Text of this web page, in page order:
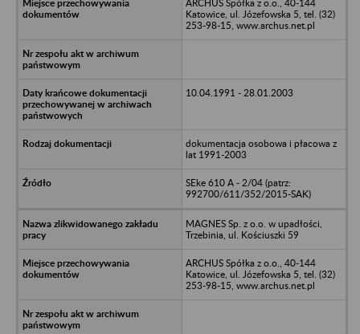
ARCHUS Spółka z o.o., 40-144
Katowice, ul. Józefowska 5, tel. (32)
253-98-15, www.archus.net.pl
10.04.1991 - 28.01.2003
dokumentacja osobowa i płacowa z
lat 1991-2003
SEke 610 A - 2/04 (patrz:
992700/611/352/2015-SAK)
MAGNES Sp. z o.o. w upadłości,
Trzebinia, ul. Kościuszki 59
ARCHUS Spółka z o.o., 40-144
Katowice, ul. Józefowska 5, tel. (32)
253-98-15, www.archus.net.pl